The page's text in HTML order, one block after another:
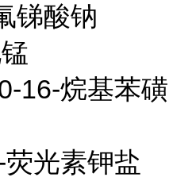
锑酸钠
16-烷基苯磺
光素钾盐